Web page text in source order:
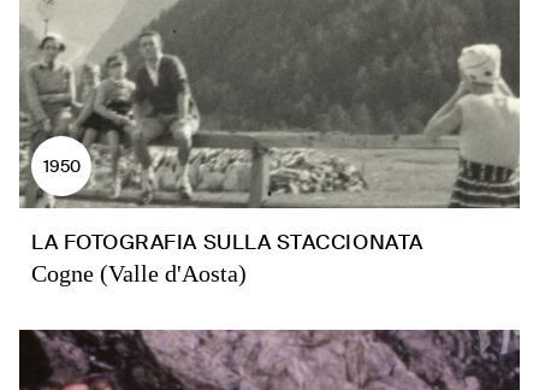
1950
LA FOTOGRAFIA SULLA STACCIONATA
Cogne (Valle d'Aosta)